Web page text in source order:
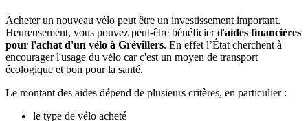
Acheter un nouveau vélo peut être un investissement important.
Heureusement, vous pouvez peut-être bénéficier d'aides financières
pour l'achat d'un vélo à Grévillers. En effet l’État cherchent à
encourager l'usage du vélo car c'est un moyen de transport
écologique et bon pour la santé.
Le montant des aides dépend de plusieurs critères, en particulier :
le type de vélo acheté